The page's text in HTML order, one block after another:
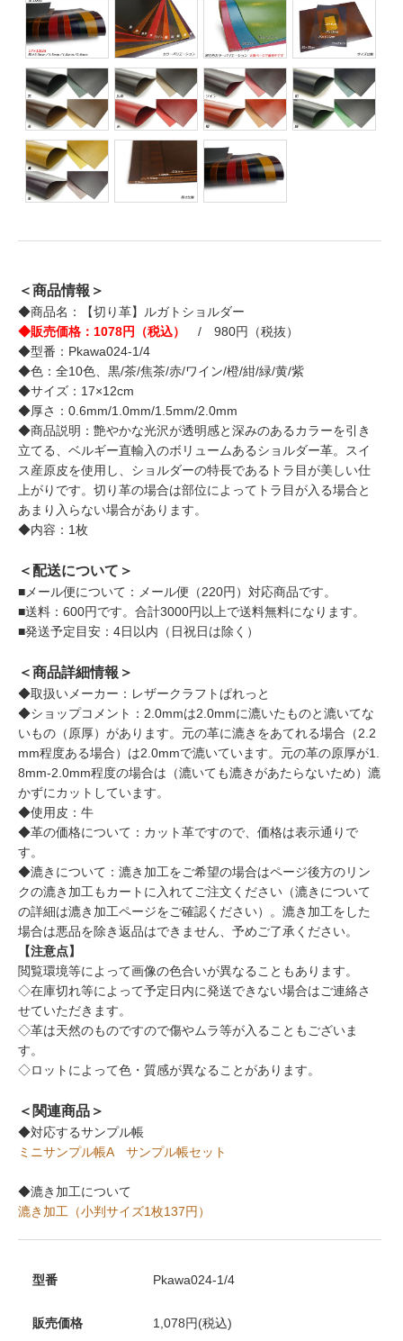
＜商品情報＞
◆商品名：【切り革】ルガトショルダー
◆販売価格：1078円（税込）
/ 980円（税抜）
◆型番：Pkawa024-1/4
◆色：全10色、黒/茶/焦茶/赤/ワイン/橙/紺/緑/黄/紫
◆サイズ：17×12cm
◆厚さ：0.6mm/1.0mm/1.5mm/2.0mm
◆商品説明：艶やかな光沢が透明感と深みのあるカラーを引き
立てる、ベルギー直輸入のボリュームあるショルダー革。スイ
ス産原皮を使用し、ショルダーの特長であるトラ目が美しい仕
上がりです。切り革の場合は部位によってトラ目が入る場合と
あまり入らない場合があります。
◆内容：1枚
＜配送について＞
■メール便について：メール便（220円）対応商品です。
■送料：600円です。合計3000円以上で送料無料になります。
■発送予定目安：4日以内（日祝日は除く）
＜商品詳細情報＞
◆取扱いメーカー：レザークラフトぱれっと
◆ショップコメント：2.0mmは2.0mmに漉いたものと漉いてな
いもの（原厚）があります。元の革に漉きをあてれる場合（2.2
mm程度ある場合）は2.0mmで漉いています。元の革の原厚が1.
8mm-2.0mm程度の場合は（漉いても漉きがあたらないため）漉
かずにカットしています。
◆使用皮：牛
◆革の価格について：カット革ですので、価格は表示通りで
す。
◆漉きについて：漉き加工をご希望の場合はページ後方のリン
クの漉き加工もカートに入れてご注文ください（漉きについて
の詳細は漉き加工ページをご確認ください）。漉き加工をした
場合は悪品を除き返品はできません、予めご了承ください。
【注意点】
閲覧環境等によって画像の色合いが異なることもあります。
◇在庫切れ等によって予定日内に発送できない場合はご連絡さ
せていただきます。
◇革は天然のものですので傷やムラ等が入ることもございま
す。
◇ロットによって色・質感が異なることがあります。
＜関連商品＞
◆対応するサンプル帳
ミニサンプル帳A
サンプル帳セット
◆漉き加工について
漉き加工（小判サイズ1枚137円）
型番 Pkawa024-1/4
販売価格 1,078円(税込)